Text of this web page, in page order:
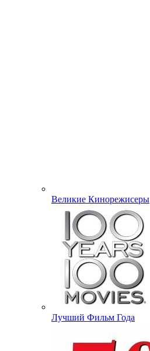
Великие Кинорежисеры
Лучший Фильм Года